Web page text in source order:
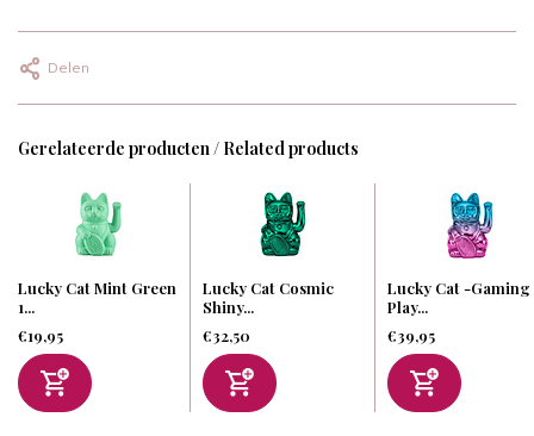
Delen
Gerelateerde producten / Related products
Lucky Cat Mint Green
1...
€19,95
Lucky Cat Cosmic
Shiny...
€32,50
Lucky Cat -Gaming
Play...
€39,95